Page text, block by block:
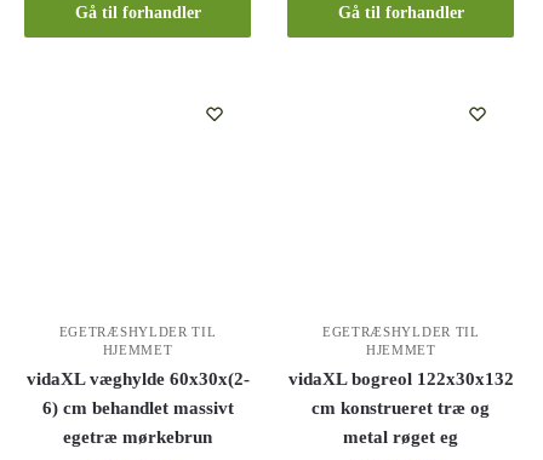
Gå til forhandler Gå til forhandler
EGETRÆSHYLDER TIL
HJEMMET
vidaXL væghylde 60x30x(2-
6) cm behandlet massivt
egetræ mørkebrun
EGETRÆSHYLDER TIL
HJEMMET
vidaXL bogreol 122x30x132
cm konstrueret træ og
metal røget eg